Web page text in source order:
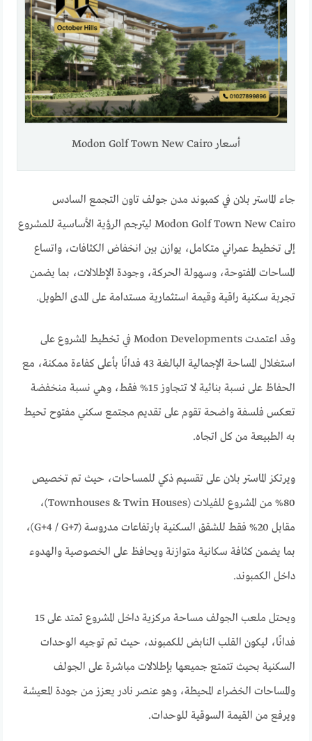
أسعار Modon Golf Town New Cairo
جاء الماستر بلان في كمبوند مدن جولف تاون التجمع السادس
Modon Golf Town New Cairo ليترجم الرؤية الأساسية للمشروع
إلى تخطيط عمراني متكامل، يوازن بين انخفاض الكثافات، واتساع
المساحات المفتوحة، وسهولة الحركة، وجودة الإطلالات، بما يضمن
تجربة سكنية راقية وقيمة استثمارية مستدامة على المدى الطويل.
وقد اعتمدت Modon Developments في تخطيط المشروع على
استغلال المساحة الإجمالية البالغة 43 فدانًا بأعلى كفاءة ممكنة، مع
الحفاظ على نسبة بنائية لا تتجاوز 15% فقط، وهي نسبة منخفضة
تعكس فلسفة واضحة تقوم على تقديم مجتمع سكني مفتوح تحيط
به الطبيعة من كل اتجاه.
ويرتكز الماستر بلان على تقسيم ذكي للمساحات، حيث تم تخصيص
80% من المشروع للفيلات (Townhouses & Twin Houses)،
مقابل 20% فقط للشقق السكنية بارتفاعات مدروسة (G+4 / G+7)،
بما يضمن كثافة سكانية متوازنة ويحافظ على الخصوصية والهدوء
داخل الكمبوند.
ويحتل ملعب الجولف مساحة مركزية داخل المشروع تمتد على 15
فدانًا، ليكون القلب النابض للكمبوند، حيث تم توجيه الوحدات
السكنية بحيث تتمتع جميعها بإطلالات مباشرة على الجولف
والمساحات الخضراء المحيطة، وهو عنصر نادر يعزز من جودة المعيشة
ويرفع من القيمة السوقية للوحدات.